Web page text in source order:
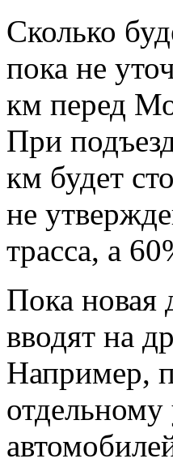
Сколько
пока не
км перед
При
км будет
не
трасса, а
Пока новая
вводят на
Например,